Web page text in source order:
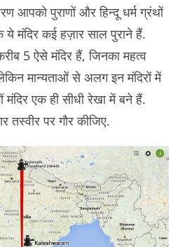
आपको पुराणों और हिन्दू धर्म ग्रंथों
मंदिर कई हज़ार साल पुराने हैं.
5 ऐसे मंदिर हैं, जिनका महत्व
मान्यताओं से अलग इन मंदिरों में
एक ही सीधी रेखा में बने हैं.
पर गौर कीजिए.